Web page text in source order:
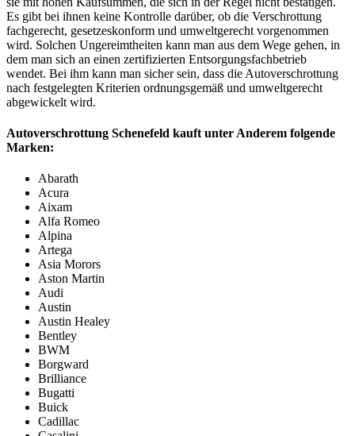
Es gibt bei ihnen keine Kontrolle darüber, ob die Verschrottung
fachgerecht, gesetzeskonform und umweltgerecht vorgenommen
wird. Solchen Ungereimtheiten kann man aus dem Wege gehen, in
dem man sich an einen zertifizierten Entsorgungsfachbetrieb
wendet. Bei ihm kann man sicher sein, dass die Autoverschrottung
nach festgelegten Kriterien ordnungsgemäß und umweltgerecht
abgewickelt wird.
Autoverschrottung Schenefeld kauft unter Anderem folgende
Marken:
Abarath
Acura
Aixam
Alfa Romeo
Alpina
Artega
Asia Morors
Aston Martin
Audi
Austin
Austin Healey
Bentley
BWM
Borgward
Brilliance
Bugatti
Buick
Cadillac